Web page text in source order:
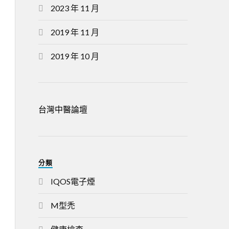
2023 年 11 月
2019 年 11 月
2019 年 10 月
台灣中醫論壇
分類
IQOS電子煙
M型禿